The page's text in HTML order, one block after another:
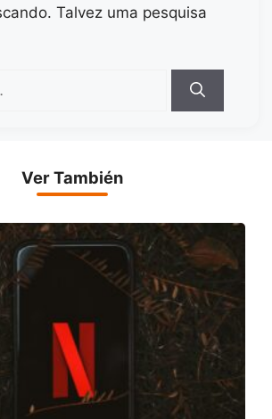
Talvez uma pesquisa
Ver También